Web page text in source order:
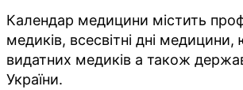
Календар медицини містить
медиків, всесвітні дні медицини,
видатних медиків а також
України.